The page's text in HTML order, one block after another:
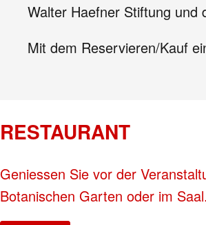
Walter Haefner Stiftung und
Mit dem Reservieren/Kauf
RESTAURANT
Geniessen Sie vor der
Botanischen Garten oder im Saal.